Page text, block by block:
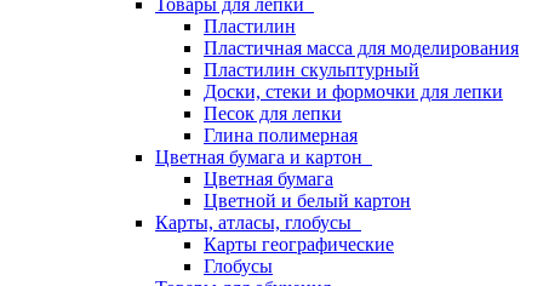
Товары для лепки
Пластилин
Пластичная масса для моделирования
Пластилин скульптурный
Доски, стеки и формочки для лепки
Песок для лепки
Глина полимерная
Цветная бумага и картон
Цветная бумага
Цветной и белый картон
Карты, атласы, глобусы
Карты географические
Глобусы